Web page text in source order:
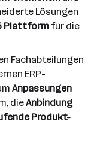
Lösungen
Plattform für die
Fachabteilungen
ERP-
Anpassungen
dieAnbindung
Produkt-